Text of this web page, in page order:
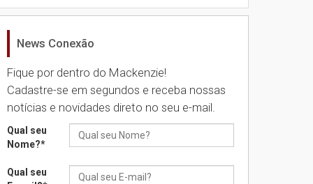
Universidade Mackenzie
Seminário discute desafios
das novas tecnologias em
sistemas solares
04.08.2026
News Conexão
Fique por dentro do Mackenzie!
Cadastre-se em segundos e receba nossas
notícias e novidades direto no seu e-mail.
Qual seu
Nome?*
Qual seu